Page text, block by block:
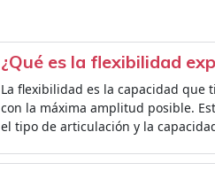
¿Qué es la flexibilidad
La flexibilidad es la capacidad
con la máxima amplitud posible.
el tipo de articulación y la